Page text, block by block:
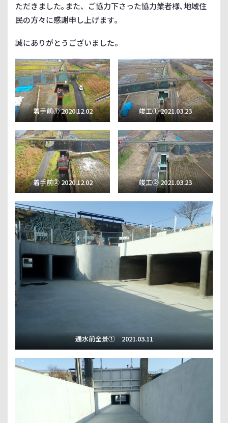
ただきました｡また、ご協力下さった協力業者様､地域住
民の方々に感謝申し上げます｡
誠にありがとうございました。
着手前① 2020.12.02 竣工① 2021.03.23
着手前② 2020.12.02 竣工② 2021.03.23
通水前全景① 2021.03.11